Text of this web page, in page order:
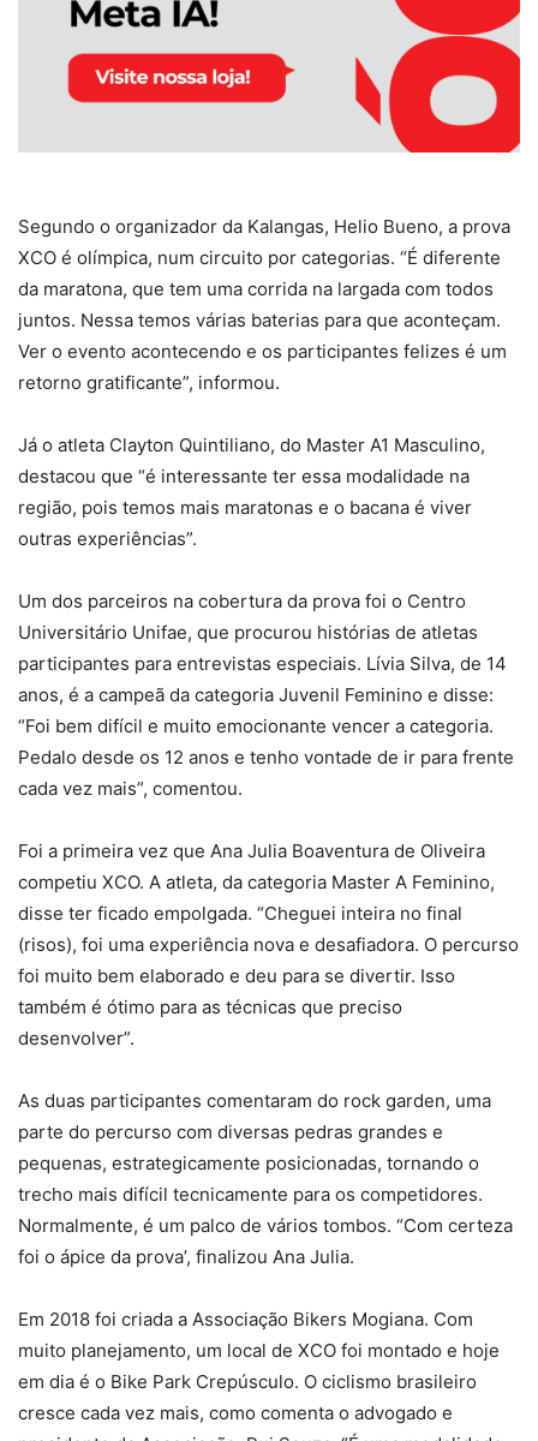
Segundo o organizador da Kalangas, Helio Bueno, a prova
XCO é olímpica, num circuito por categorias. “É diferente
da maratona, que tem uma corrida na largada com todos
juntos. Nessa temos várias baterias para que aconteçam.
Ver o evento acontecendo e os participantes felizes é um
retorno gratificante”, informou.
Já o atleta Clayton Quintiliano, do Master A1 Masculino,
destacou que “é interessante ter essa modalidade na
região, pois temos mais maratonas e o bacana é viver
outras experiências”.
Um dos parceiros na cobertura da prova foi o Centro
Universitário Unifae, que procurou histórias de atletas
participantes para entrevistas especiais. Lívia Silva, de 14
anos, é a campeã da categoria Juvenil Feminino e disse:
“Foi bem difícil e muito emocionante vencer a categoria.
Pedalo desde os 12 anos e tenho vontade de ir para frente
cada vez mais”, comentou.
Foi a primeira vez que Ana Julia Boaventura de Oliveira
competiu XCO. A atleta, da categoria Master A Feminino,
disse ter ficado empolgada. “Cheguei inteira no final
(risos), foi uma experiência nova e desafiadora. O percurso
foi muito bem elaborado e deu para se divertir. Isso
também é ótimo para as técnicas que preciso
desenvolver”.
As duas participantes comentaram do rock garden, uma
parte do percurso com diversas pedras grandes e
pequenas, estrategicamente posicionadas, tornando o
trecho mais difícil tecnicamente para os competidores.
Normalmente, é um palco de vários tombos. “Com certeza
foi o ápice da prova’, finalizou Ana Julia.
Em 2018 foi criada a Associação Bikers Mogiana. Com
muito planejamento, um local de XCO foi montado e hoje
em dia é o Bike Park Crepúsculo. O ciclismo brasileiro
cresce cada vez mais, como comenta o advogado e